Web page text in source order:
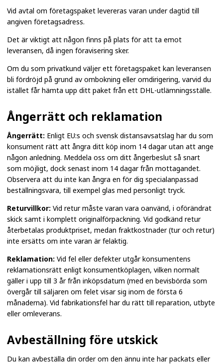
Vid avtal om företagspaket levereras varan under dagtid till
angiven företagsadress.
Det är viktigt att någon finns på plats för att ta emot
leveransen, då ingen föravisering sker.
Om du som privatkund väljer ett företagspaket kan leveransen
bli fördröjd på grund av ombokning eller omdirigering, varvid du
istället får hämta upp ditt paket från ett DHL-utlämningsställe.
Ångerrätt och reklamation
Ångerrätt: Enligt EU:s och svensk distansavsatslag har du som
konsument rätt att ångra ditt köp inom 14 dagar utan att ange
någon anledning. Meddela oss om ditt ångerbeslut så snart
som möjligt, dock senast inom 14 dagar från mottagandet.
Observera att du inte kan ångra en för dig specialanpassad
beställningsvara, till exempel glas med personligt tryck.
Returvillkor: Vid retur måste varan vara oanvänd, i oförändrat
skick samt i komplett originalförpackning. Vid godkänd retur
återbetalas produktpriset, medan fraktkostnader (tur och retur)
inte ersätts om inte varan är felaktig.
Reklamation: Vid fel eller defekter utgår konsumentens
reklamationsrätt enligt konsumentköplagen, vilken normalt
gäller i upp till 3 år från inköpsdatum (med en bevisbörda som
övergår till säljaren om felet visar sig inom de första 6
månaderna). Vid fabrikationsfel har du rätt till reparation, utbyte
eller omleverans.
Avbeställning före utskick
Du kan avbeställa din order om den ännu inte har packats eller